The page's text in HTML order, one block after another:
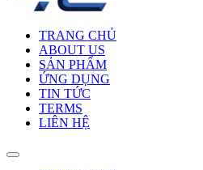
TRANG CHỦ
ABOUT US
SẢN PHẨM
ỨNG DỤNG
TIN TỨC
TERMS
LIÊN HỆ